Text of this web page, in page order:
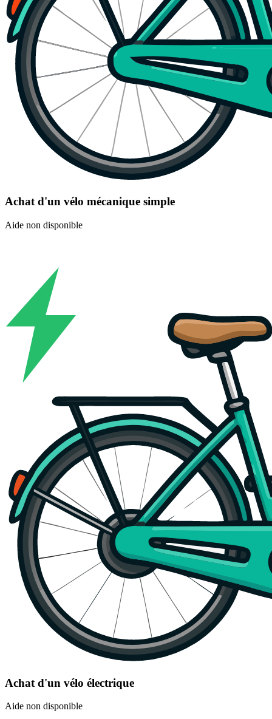
Achat d'un vélo mécanique simple
Aide non disponible
Achat d'un vélo électrique
Aide non disponible